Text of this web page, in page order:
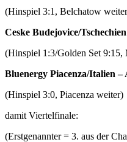
(Hinspiel 3:1, Belchatow
Ceske Budejovice/
(Hinspiel 1:3/Golden Set 9:15,
Bluenergy Piacenza/Italien
(Hinspiel 3:0, Piacenza weiter)
damit Viertelfinale:
(Erstgenannter = 3. aus der